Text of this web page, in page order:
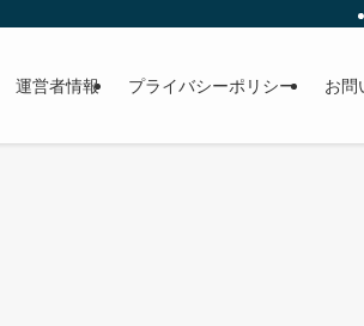
運営者情報 プライバシーポリシー お問